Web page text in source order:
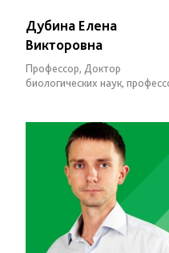
Дубина Елена
Викторовна
Профессор, Доктор
биологических наук,